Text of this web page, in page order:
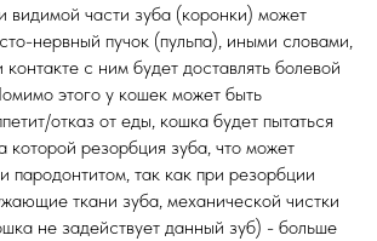
видимой части зуба (коронки) может
нервный пучок (пульпа), иными словами,
контакте с ним будет доставлять болевой
этого у кошек может быть
отказ от еды, кошка будет пытаться
которой резорбция зуба, что может
пародонтитом, так как при резорбции
ткани зуба, механической чистки
не задействует данный зуб) - больше